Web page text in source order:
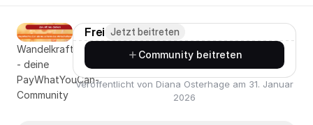
Wandelkraft
- deine
PayWhatYouCan-
Community
Frei Jetzt beitreten
Community beitreten
Veröffentlicht von Diana Osterhage am 31. Januar
2026